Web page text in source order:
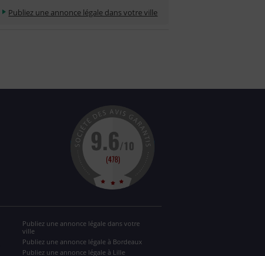
Publiez une annonce légale dans votre ville
Publiez une annonce légale dans votre
ville
Publiez une annonce légale à Bordeaux
Publiez une annonce légale à Lille